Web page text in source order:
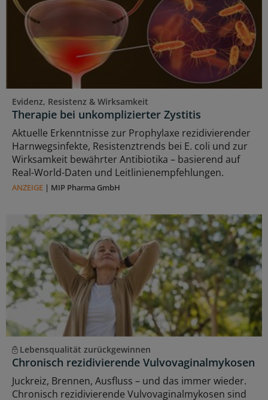
Evidenz, Resistenz & Wirksamkeit
Therapie bei unkomplizierter Zystitis
Aktuelle Erkenntnisse zur Prophylaxe rezidivierender
Harnwegsinfekte, Resistenztrends bei E. coli und zur
Wirksamkeit bewährter Antibiotika – basierend auf
Real-World-Daten und Leitlinienempfehlungen.
ANZEIGE | MIP Pharma GmbH
Lebensqualität zurückgewinnen
Chronisch rezidivierende Vulvovaginalmykosen
Juckreiz, Brennen, Ausfluss – und das immer wieder.
Chronisch rezidivierende Vulvovaginalmykosen sind